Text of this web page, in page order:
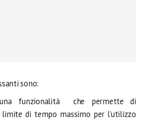
sono:
funzionalità che permette di
limite di tempo massimo per l’utilizzo